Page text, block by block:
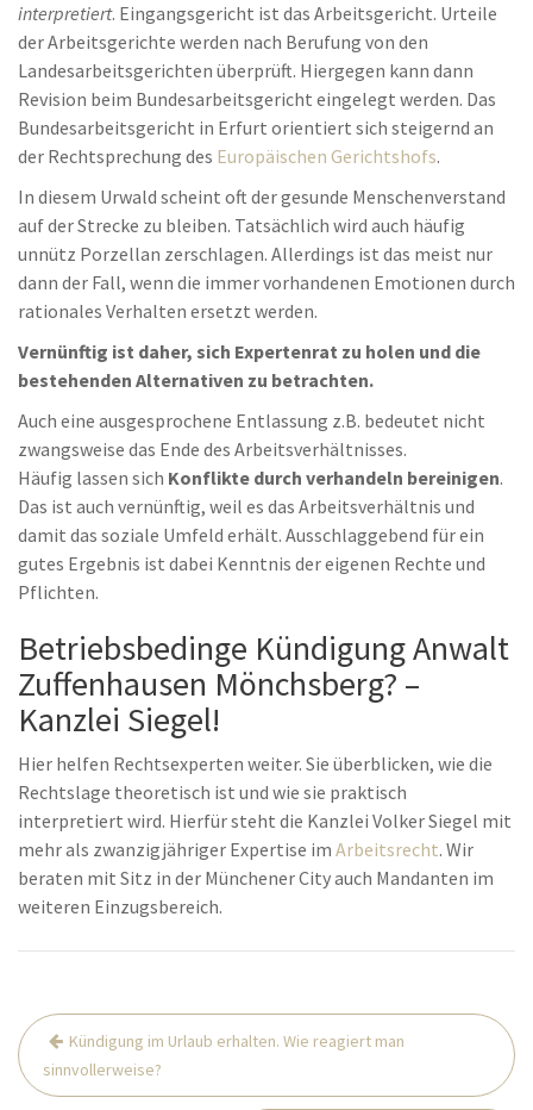
interpretiert. Eingangsgericht ist das Arbeitsgericht. Urteile
der Arbeitsgerichte werden nach Berufung von den
Landesarbeitsgerichten überprüft. Hiergegen kann dann
Revision beim Bundesarbeitsgericht eingelegt werden. Das
Bundesarbeitsgericht in Erfurt orientiert sich steigernd an
der Rechtsprechung des Europäischen Gerichtshofs.
In diesem Urwald scheint oft der gesunde Menschenverstand
auf der Strecke zu bleiben. Tatsächlich wird auch häufig
unnütz Porzellan zerschlagen. Allerdings ist das meist nur
dann der Fall, wenn die immer vorhandenen Emotionen durch
rationales Verhalten ersetzt werden.
Vernünftig ist daher, sich Expertenrat zu holen und die
bestehenden Alternativen zu betrachten.
Auch eine ausgesprochene Entlassung z.B. bedeutet nicht
zwangsweise das Ende des Arbeitsverhältnisses.
Häufig lassen sich Konflikte durch verhandeln bereinigen.
Das ist auch vernünftig, weil es das Arbeitsverhältnis und
damit das soziale Umfeld erhält. Ausschlaggebend für ein
gutes Ergebnis ist dabei Kenntnis der eigenen Rechte und
Pflichten.
Betriebsbedinge Kündigung Anwalt
Zuffenhausen Mönchsberg? –
Kanzlei Siegel!
Hier helfen Rechtsexperten weiter. Sie überblicken, wie die
Rechtslage theoretisch ist und wie sie praktisch
interpretiert wird. Hierfür steht die Kanzlei Volker Siegel mit
mehr als zwanzigjähriger Expertise im Arbeitsrecht. Wir
beraten mit Sitz in der Münchener City auch Mandanten im
weiteren Einzugsbereich.
Beitrags-
Navigation
Kündigung im Urlaub erhalten. Wie reagiert man
sinnvollerweise?